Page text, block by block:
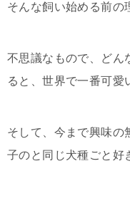
そんな飼い始める前の
不思議なもので、どん
ると、世界で一番可愛
そして、今まで興味の
子のと同じ犬種ごと好